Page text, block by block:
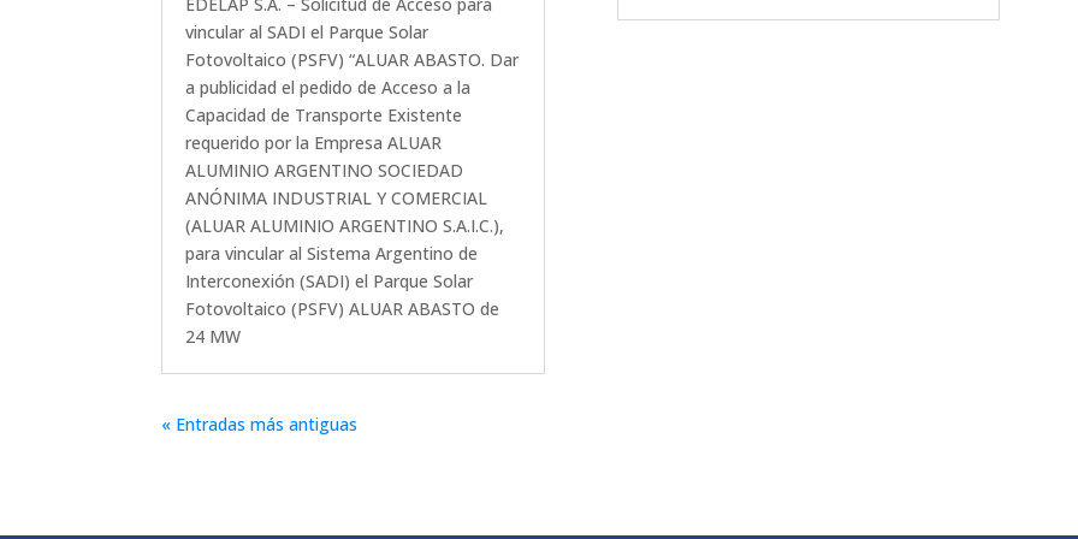
vincular al SADI el Parque Solar
Fotovoltaico (PSFV) “ALUAR ABASTO. Dar
a publicidad el pedido de Acceso a la
Capacidad de Transporte Existente
requerido por la Empresa ALUAR
ALUMINIO ARGENTINO SOCIEDAD
ANÓNIMA INDUSTRIAL Y COMERCIAL
(ALUAR ALUMINIO ARGENTINO S.A.I.C.),
para vincular al Sistema Argentino de
Interconexión (SADI) el Parque Solar
Fotovoltaico (PSFV) ALUAR ABASTO de
24 MW
« Entradas más antiguas